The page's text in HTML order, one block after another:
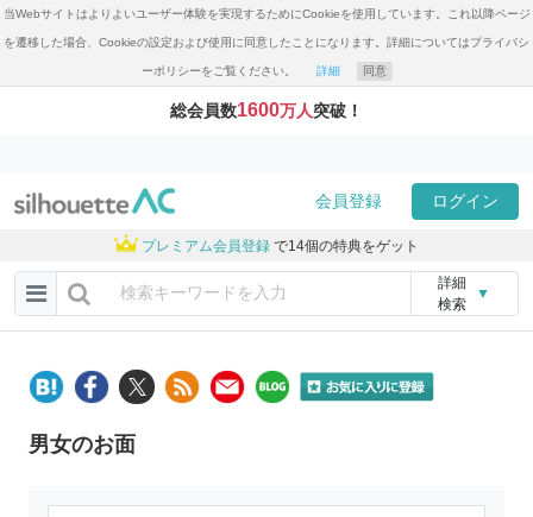
当Webサイトはよりよいユーザー体験を実現するためにCookieを使用しています。これ以降ページ
を遷移した場合、Cookieの設定および使用に同意したことになります。詳細についてはプライバシ
ーポリシーをご覧ください。 詳細 同意
総会員数1600万人突破！
会員登録 ログイン
プレミアム会員登録 で14個の特典をゲット
詳細
検索
▼
男女のお面